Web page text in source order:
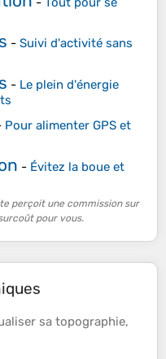
- Suivi d'activité sans
- Le plein d'énergie
Pour alimenter GPS et
- Évitez la boue et
perçoit une commission sur
pour vous.
sa topographie,